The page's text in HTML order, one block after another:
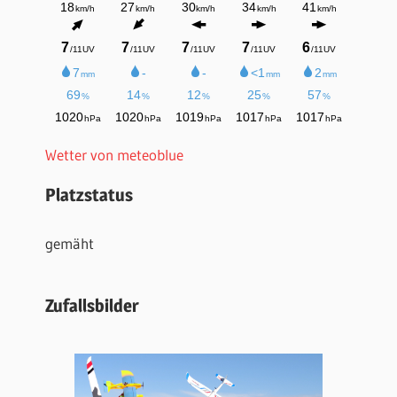
Wetter von meteoblue
Platzstatus
gemäht
Zufallsbilder